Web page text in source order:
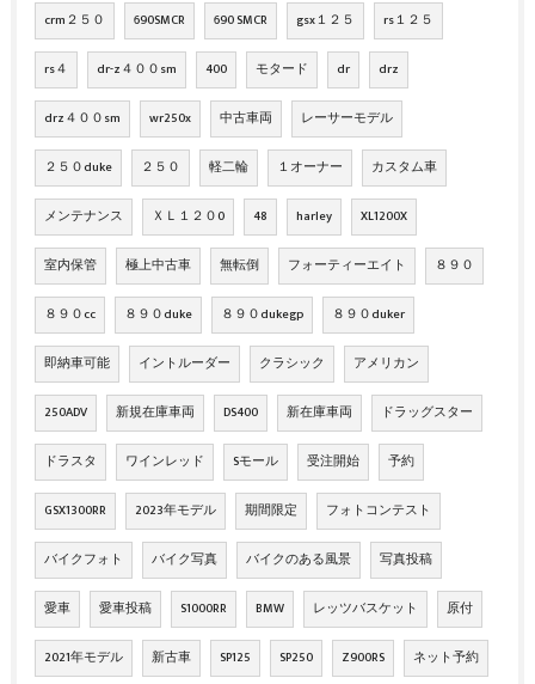
crm２５０ 690SMCR 690 SMCR gsx１２５ rs１２５
rs４ dr-z４００sm 400 モタード dr drz
drz４００sm wr250x 中古車両 レーサーモデル
２５０duke ２５０ 軽二輪 １オーナー カスタム車
メンテナンス ＸＬ１２０0 48 harley XL1200X
室内保管 極上中古車 無転倒 フォーティーエイト ８９０
８９０cc ８９０duke ８９０dukegp ８９０duker
即納車可能 イントルーダー クラシック アメリカン
250ADV 新規在庫車両 DS400 新在庫車両 ドラッグスター
ドラスタ ワインレッド Sモール 受注開始 予約
GSX1300RR 2023年モデル 期間限定 フォトコンテスト
バイクフォト バイク写真 バイクのある風景 写真投稿
愛車 愛車投稿 S1000RR BMW レッツバスケット 原付
2021年モデル 新古車 SP125 SP250 Z900RS ネット予約